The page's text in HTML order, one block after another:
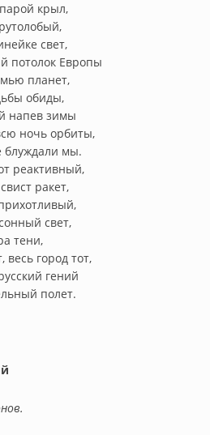
крыл,
свет,
потолок Европы
планет,
обиды,
напев зимы
ночь орбиты,
блуждали мы.
реактивный,
ракет,
свет,
тени,
весь город тот,
гений
полет.